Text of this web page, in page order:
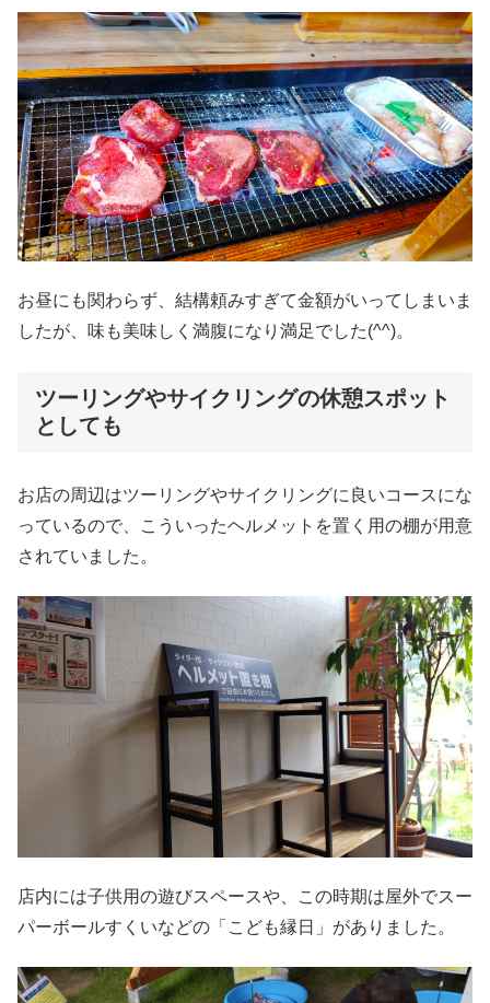
お昼にも関わらず、結構頼みすぎて金額がいってしまいま
したが、味も美味しく満腹になり満足でした(^^)。
ツーリングやサイクリングの休憩スポット
としても
お店の周辺はツーリングやサイクリングに良いコースにな
っているので、こういったヘルメットを置く用の棚が用意
されていました。
店内には子供用の遊びスペースや、この時期は屋外でスー
パーボールすくいなどの「こども縁日」がありました。